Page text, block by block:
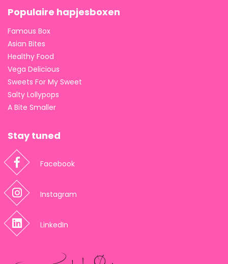
Populaire hapjesboxen
Famous Box
Asian Bites
Healthy Food
Vega Delicious
Sweets For My Sweet
Salty Lollypops
A Bite Smaller
Stay tuned
Facebook
Instagram
LinkedIn